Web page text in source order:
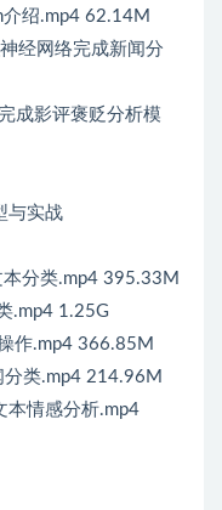
绍.mp4 62.14M
经网络完成新闻分
成影评褒贬分析模
与实战
分类.mp4 395.33M
.mp4 1.25G
作.mp4 366.85M
类.mp4 214.96M
本情感分析.mp4